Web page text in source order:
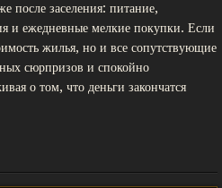
после заселения: питание,
и ежедневные мелкие покупки. Если
жилья, но и все сопутствующие
сюрпризов и спокойно
о том, что деньги закончатся